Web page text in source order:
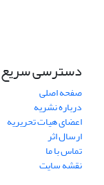
دسترسی سریع
صفحه اصلی
درباره نشریه
اعضای هیات تحریریه
ارسال اثر
تماس با ما
نقشه سایت